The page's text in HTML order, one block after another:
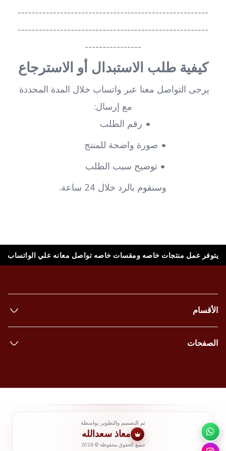
------------------------------------------------------
------------------------------------------------------
----------------
كيفية طلب الاستبدال أو الاسترجاع
مع إرسال:
رقم الطلب
صورة واضحة للمنتج
توضيح سبب الطلب
وسنقوم بالرد خلال 24 ساعة.
يتوفر عمل منتجات خاصه ومقسات خاصه تواصل معانه علي الواتساب
الأقسام
الصفحات
تم التصميم والتطوير بواسطة
معاذ سعدالله
جميع الحقوق محفوظة©
2026